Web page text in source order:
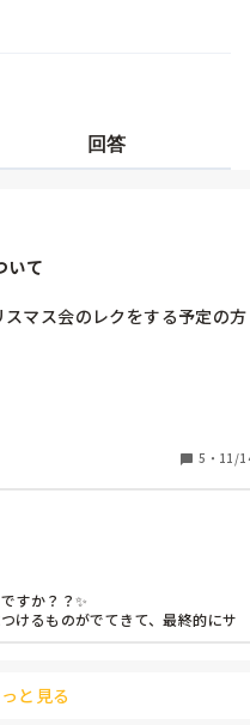
回答
いて
マス会のレクをする予定の方
の家製作ゲームなどをしてい
で、何をしようか悩んでいま
内容だと嬉しいです🥰
5 ・ 11/
すか？？✨️
けるものがでてきて、最終的にサ
と見る